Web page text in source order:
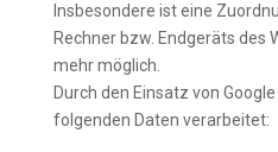
Insbesondere ist eine
Rechner bzw. Endgeräts des
mehr möglich.
Durch den Einsatz von
folgenden Daten verarbeitet: